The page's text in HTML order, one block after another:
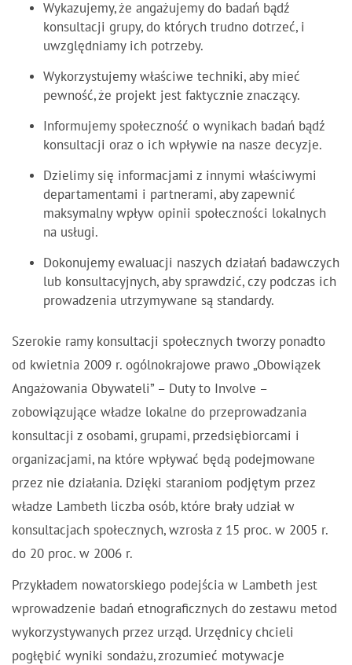
Wykazujemy, że angażujemy do badań bądź
konsultacji grupy, do których trudno dotrzeć, i
uwzględniamy ich potrzeby.
Wykorzystujemy właściwe techniki, aby mieć
pewność, że projekt jest faktycznie znaczący.
Informujemy społeczność o wynikach badań bądź
konsultacji oraz o ich wpływie na nasze decyzje.
Dzielimy się informacjami z innymi właściwymi
departamentami i partnerami, aby zapewnić
maksymalny wpływ opinii społeczności lokalnych
na usługi.
Dokonujemy ewaluacji naszych działań badawczych
lub konsultacyjnych, aby sprawdzić, czy podczas ich
prowadzenia utrzymywane są standardy.
Szerokie ramy konsultacji społecznych tworzy ponadto
od kwietnia 2009 r. ogólnokrajowe prawo „Obowiązek
Angażowania Obywateli” – Duty to Involve –
zobowiązujące władze lokalne do przeprowadzania
konsultacji z osobami, grupami, przedsiębiorcami i
organizacjami, na które wpływać będą podejmowane
przez nie działania. Dzięki staraniom podjętym przez
władze Lambeth liczba osób, które brały udział w
konsultacjach społecznych, wzrosła z 15 proc. w 2005 r.
do 20 proc. w 2006 r.
Przykładem nowatorskiego podejścia w Lambeth jest
wprowadzenie badań etnograficznych do zestawu metod
wykorzystywanych przez urząd. Urzędnicy chcieli
pogłębić wyniki sondażu, zrozumieć motywacje